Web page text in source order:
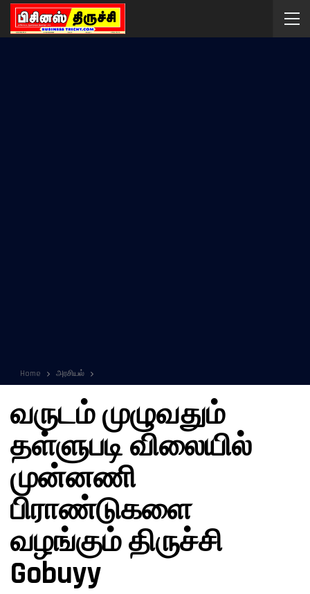
Home அரசியல்
வருடம் முழுவதும்
தள்ளுபடி விலையில்
முன்னணி
பிராண்டுகளை
வழங்கும் திருச்சி
Gobuyy